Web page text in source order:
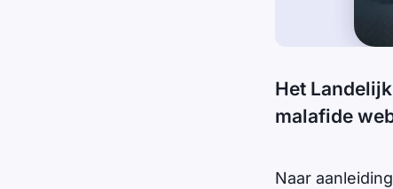
Het
malafide
Naar